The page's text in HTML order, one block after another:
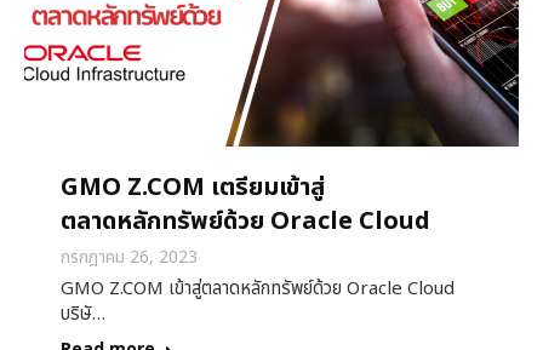
GMO Z.COM เตรียมเข้าสู่
ตลาดหลักทรัพย์ด้วย Oracle Cloud
กรกฎาคม 26, 2023
GMO Z.COM เข้าสู่ตลาดหลักทรัพย์ด้วย Oracle Cloud
บริษั…